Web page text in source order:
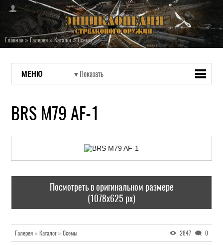
Главная»Галерея»Каталог»Схемы
МЕНЮ
BRS M79 AF-1
Посмотреть в оригинальном размере
(1078x625 px)
Галерея » Каталог» Схемы 2847 0